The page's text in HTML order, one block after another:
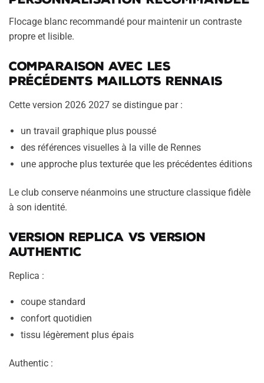
Flocage blanc recommandé pour maintenir un contraste
propre et lisible.
Comparaison avec les
précédents maillots rennais
Cette version 2026 2027 se distingue par :
un travail graphique plus poussé
des références visuelles à la ville de Rennes
une approche plus texturée que les précédentes éditions
Le club conserve néanmoins une structure classique fidèle
à son identité.
Version Replica vs Version
Authentic
Replica :
coupe standard
confort quotidien
tissu légèrement plus épais
Authentic :